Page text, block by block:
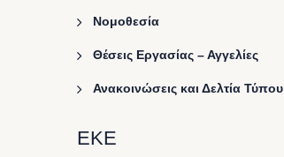
Νομοθεσία
Θέσεις Εργασίας – Αγγελίες
Ανακοινώσεις και Δελτία Τύπου
ΕΚΕ